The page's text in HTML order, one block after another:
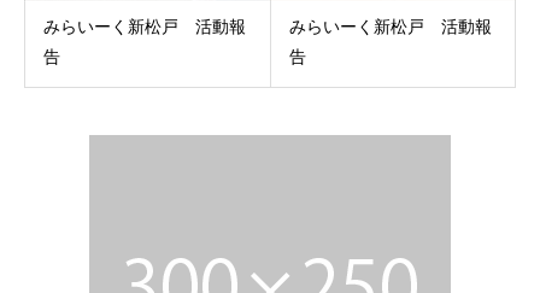
みらいーく新松戸 活動報
告
みらいーく新松戸 活動報
告